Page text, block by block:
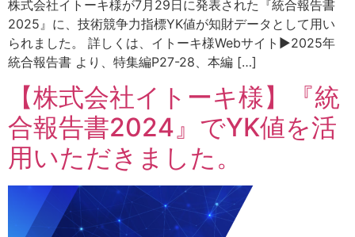
株式会社イトーキ様が7月29日に発表された『統合報告書
2025』に、技術競争力指標YK値が知財データとして用い
られました。 詳しくは、イトーキ様Webサイト▶2025年
統合報告書 より、特集編P27-28、本編 […]
【株式会社イトーキ様】『統
合報告書2024』でYK値を活
用いただきました。